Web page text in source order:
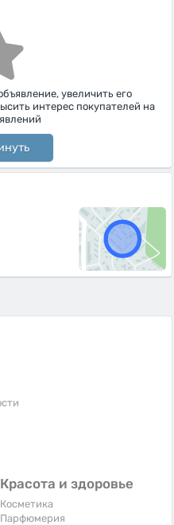
увеличить его
интерес покупателей на
Красота и здоровье
Косметика
Парфюмерия